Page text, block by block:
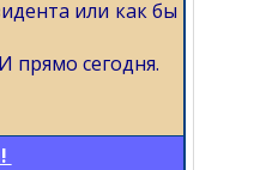
или как бы
прямо сегодня.